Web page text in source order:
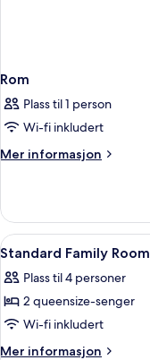
Rom
Plass til 1 person
Wi-fi inkludert
Mer informasjon
Mer
Åpne
alle
bildene
av
Standard
Family
14
Standard Family Room
Plass til 4 personer
2 queensize-senger
Wi-fi inkludert
Mer informasjon
Mer